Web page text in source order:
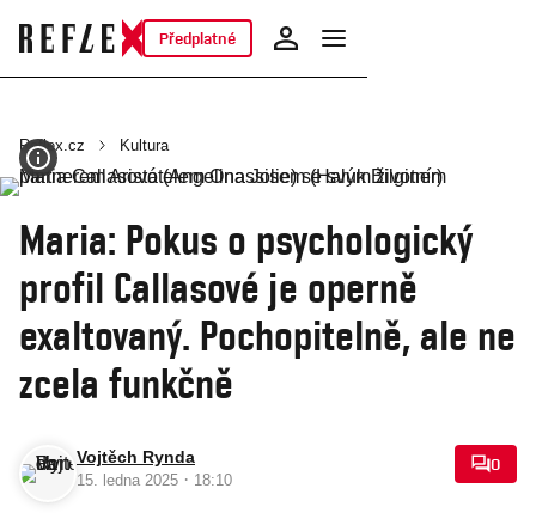
Předplatné
Reflex.cz Kultura
Maria: Pokus o psychologický
profil Callasové je operně
exaltovaný. Pochopitelně, ale ne
zcela funkčně
Vojtěch Rynda
15. ledna 2025 · 18:10
0